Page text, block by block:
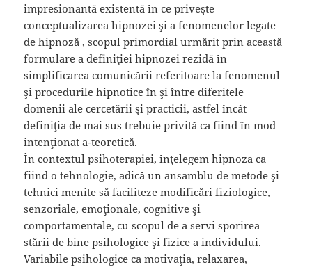
impresionantă existentă în ce priveşte
conceptualizarea hipnozei şi a fenomenelor legate
de hipnoză , scopul primordial urmărit prin această
formulare a definiţiei hipnozei rezidă în
simplificarea comunicării referitoare la fenomenul
şi procedurile hipnotice în şi între diferitele
domenii ale cercetării şi practicii, astfel încât
definiţia de mai sus trebuie privită ca fiind în mod
intenţionat a-teoretică.
În contextul psihoterapiei, înţelegem hipnoza ca
fiind o tehnologie, adică un ansamblu de metode şi
tehnici menite să faciliteze modificări fiziologice,
senzoriale, emoţionale, cognitive şi
comportamentale, cu scopul de a servi sporirea
stării de bine psihologice şi fizice a individului.
Variabile psihologice ca motivaţia, relaxarea,